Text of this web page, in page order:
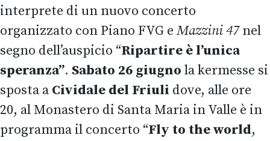
interprete di un nuovo concerto
organizzato con Piano FVG e Mazzini 47nel
segno dell’auspicio “Ripartire è l’unica
speranza”. Sabato 26 giugno la kermesse si
sposta a Cividale del Friuli dove, alle ore
20, al Monastero di Santa Maria in Valle è in
programma il concerto “Fly to the world,